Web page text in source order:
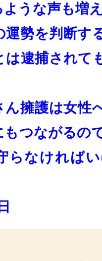
ような声も増
運勢を判断す
は逮捕されて
ん擁護は女性
もつながるの
らなければ